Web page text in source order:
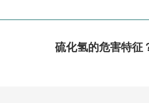
硫化氢的危害特征